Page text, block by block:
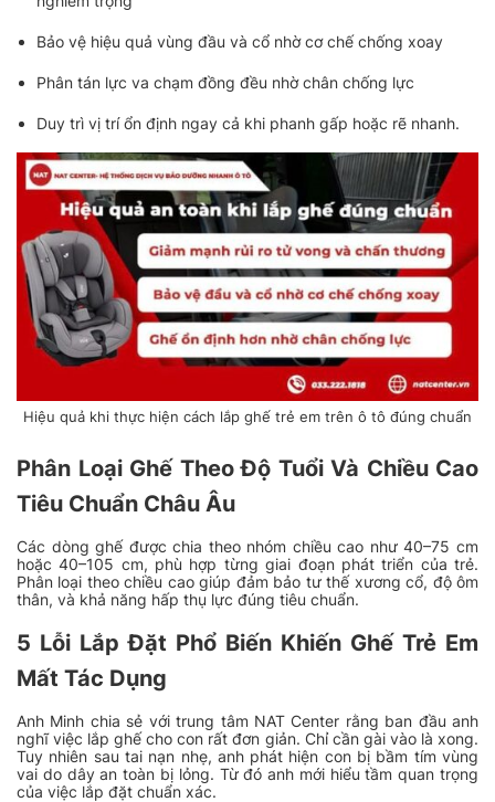
Bảo vệ hiệu quả vùng đầu và cổ nhờ cơ chế chống xoay
Phân tán lực va chạm đồng đều nhờ chân chống lực
Duy trì vị trí ổn định ngay cả khi phanh gấp hoặc rẽ nhanh.
Hiệu quả khi thực hiện cách lắp ghế trẻ em trên ô tô đúng chuẩn
Phân Loại Ghế Theo Độ Tuổi Và Chiều Cao
Tiêu Chuẩn Châu Âu
Các dòng ghế được chia theo nhóm chiều cao như 40–75 cm
hoặc 40–105 cm, phù hợp từng giai đoạn phát triển của trẻ.
Phân loại theo chiều cao giúp đảm bảo tư thế xương cổ, độ ôm
thân, và khả năng hấp thụ lực đúng tiêu chuẩn.
5 Lỗi Lắp Đặt Phổ Biến Khiến Ghế Trẻ Em
Mất Tác Dụng
Anh Minh chia sẻ với trung tâm NAT Center rằng ban đầu anh
nghĩ việc lắp ghế cho con rất đơn giản. Chỉ cần gài vào là xong.
Tuy nhiên sau tai nạn nhẹ, anh phát hiện con bị bầm tím vùng
vai do dây an toàn bị lỏng. Từ đó anh mới hiểu tầm quan trọng
của việc lắp đặt chuẩn xác.